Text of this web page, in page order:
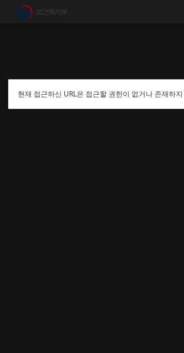
현재 접근하신 URL은 접근할 권한이 없거나 존재하